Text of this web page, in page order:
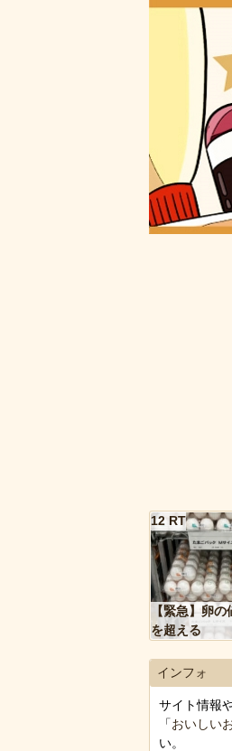
12 RT
【緊急】卵
を超える
インフォ
サイト情報
「おいしい
い。